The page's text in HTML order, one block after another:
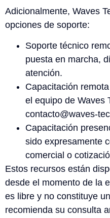
Adicionalmente, Waves
opciones de soporte:
Soporte técnico
puesta en marcha,
atención.
Capacitación
el equipo de Waves
contacto@waves-
Capacitación
sido expresamente
comercial o
Estos recursos están
desde el momento de la
es libre y no constituye
recomienda su consulta